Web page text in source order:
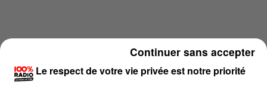
Le respect de votre vie privée est notre priorité
Continuer sans accepter